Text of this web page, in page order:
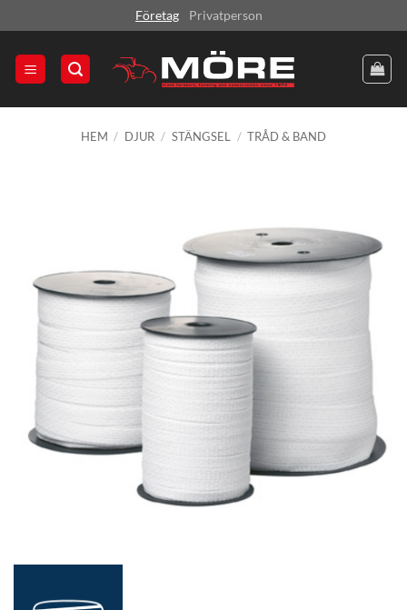
to
content
Företag Privatperson
HEM / DJUR / STÄNGSEL / TRÅD & BAND